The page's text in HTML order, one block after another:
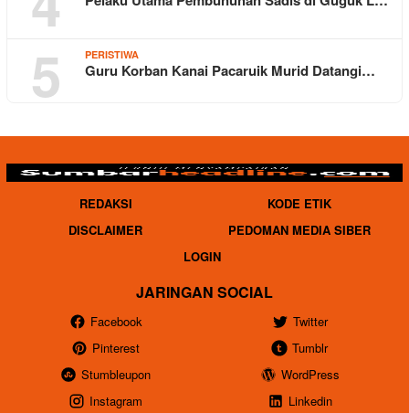
5 PERISTIWA
Guru Korban Kanai Pacaruik Murid Datangi…
REDAKSI
KODE ETIK
DISCLAIMER
PEDOMAN MEDIA SIBER
LOGIN
JARINGAN SOCIAL
Facebook
Twitter
Pinterest
Tumblr
Stumbleupon
WordPress
Instagram
Linkedin